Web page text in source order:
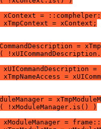
xContext =
= xContext;
=
xUICommandDescription
xTmpNameAccess =
=
!xModuleManager.is() )
xModuleManager =